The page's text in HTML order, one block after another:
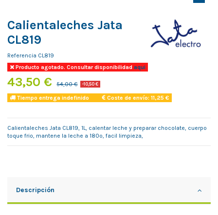
Calientaleches Jata
CL819
Referencia CL819
Producto agotado. Consultar disponibilidadaqui
43,50 € 54,00 € -10,50 €
Tiempo entrega indefinido Coste de envío: 11,25 €
Calientaleches Jata CL819, 1L, calentar leche y preparar chocolate, cuerpo
toque frio, mantene la leche a 180º, facil limpieza,
Descripción